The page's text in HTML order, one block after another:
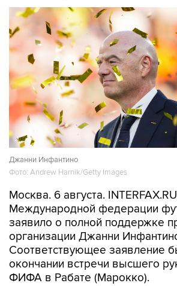
Джанни Инфантино
Фото: Andrew Harnik/Getty Images
Москва. 6 августа.
Международной федерации
заявило о полной поддержке
организации Джанни
Соответствующее заявление
окончании встречи высшего
ФИФА в Рабате (Марокко).